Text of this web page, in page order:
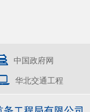
中国政府网
华北交通工程